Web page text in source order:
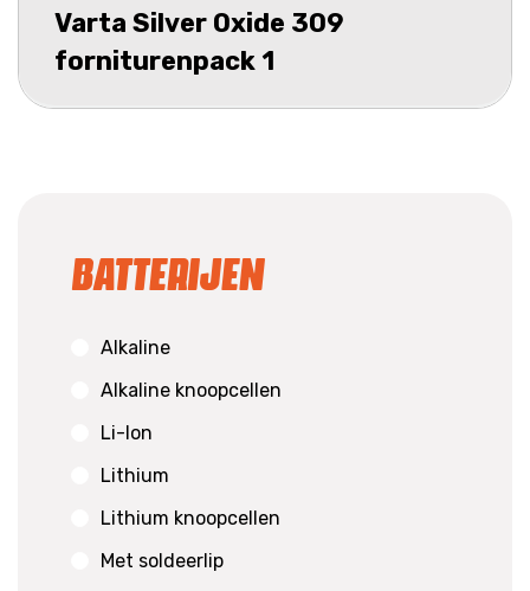
Varta Silver Oxide 309
forniturenpack 1
Batterijen
Alkaline
Alkaline knoopcellen
Li-Ion
Lithium
Lithium knoopcellen
Met soldeerlip